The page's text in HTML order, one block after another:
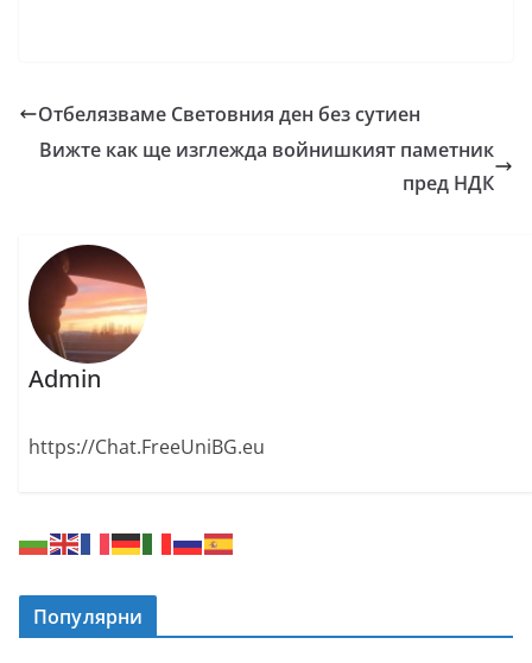
Отбелязваме Световния ден без сутиен
Вижте как ще изглежда войнишкият паметник
пред НДК
Admin
https://Chat.FreeUniBG.eu
Популярни